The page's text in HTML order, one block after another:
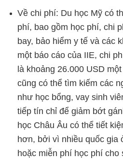
Về chi phí: Du học Mỹ có
phí, bao gồm học phí, chi
bay, bảo hiểm y tế và các
một báo cáo của IIE, chi
là khoảng 26.000 USD
cũng có thể tìm kiếm các
như học bổng, vay sinh
tiếp tín chỉ để giảm bớt
học Châu Âu có thể tiết
hơn, bởi vì nhiều quốc gia
hoặc miễn phí học phí